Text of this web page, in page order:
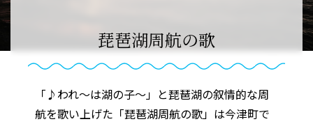
琵琶湖周航の歌
「♪われ〜は湖の子〜」と琵琶湖の叙情的な周
航を歌い上げた「琵琶湖周航の歌」は今津町で